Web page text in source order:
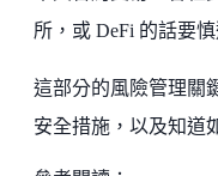
所，或 DeFi 的話要
這部分的風險管理關
安全措施，以及知道